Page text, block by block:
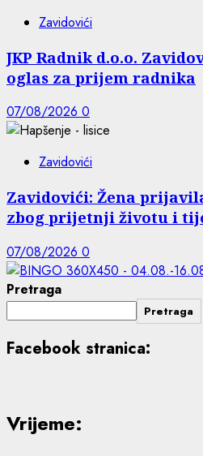
Zavidovići
JKP Radnik d.o.o.
oglas za prijem radnika
07/08/2026 0
Zavidovići
Zavidovići: Žena
zbog prijetnji životu i
07/08/2026 0
Pretraga
Pretraga
Facebook stranica:
Vrijeme: